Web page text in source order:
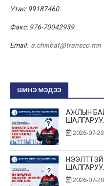
Утас: 99187460
Факс: 976-70042939
Email: a.chinbat@transco.mn
ШИНЭ МЭДЭЭ
АЖЛЫН
2026-07-23
2026-07-20